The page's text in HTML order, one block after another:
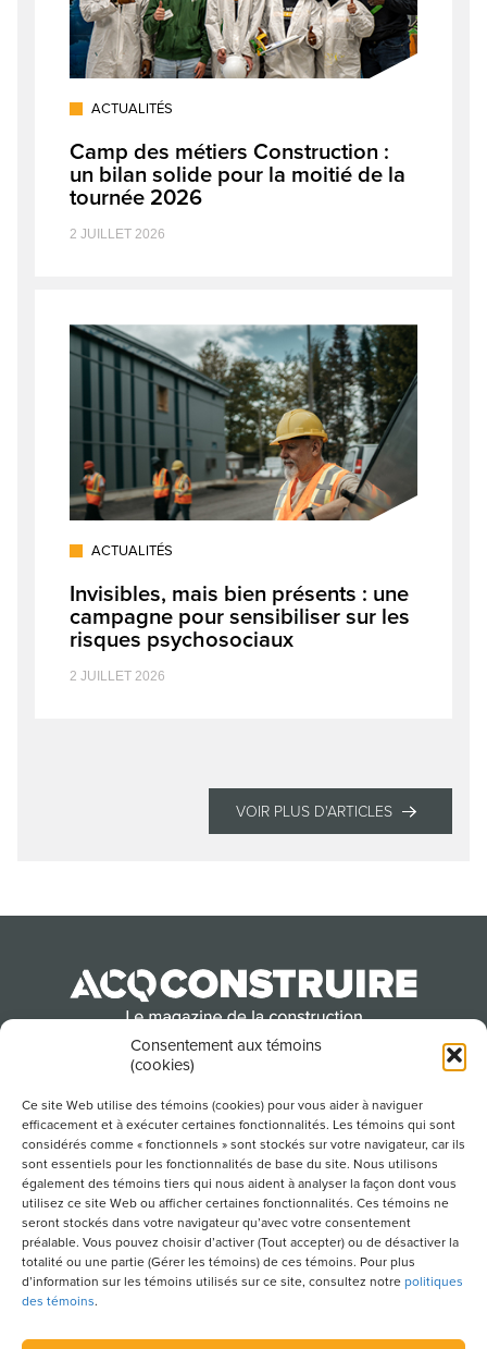
Consentement aux témoins
(cookies)
Ce site Web utilise des témoins (cookies) pour vous aider à naviguer
efficacement et à exécuter certaines fonctionnalités. Les témoins qui sont
considérés comme « fonctionnels » sont stockés sur votre navigateur, car ils
sont essentiels pour les fonctionnalités de base du site. Nous utilisons
également des témoins tiers qui nous aident à analyser la façon dont vous
utilisez ce site Web ou afficher certaines fonctionnalités. Ces témoins ne
seront stockés dans votre navigateur qu’avec votre consentement
préalable. Vous pouvez choisir d’activer (Tout accepter) ou de désactiver la
totalité ou une partie (Gérer les témoins) de ces témoins. Pour plus
d’information sur les témoins utilisés sur ce site, consultez notre politiques
des témoins.
ACTUALITÉS
Camp des métiers Construction :
un bilan solide pour la moitié de la
tournée 2026
2 JUILLET 2026
ACTUALITÉS
Invisibles, mais bien présents : une
campagne pour sensibiliser sur les
risques psychosociaux
2 JUILLET 2026
VOIR PLUS D'ARTICLES
Québec
POUR S’ABONNER À NOTRE INFOLETTRE
LIENS UTILES